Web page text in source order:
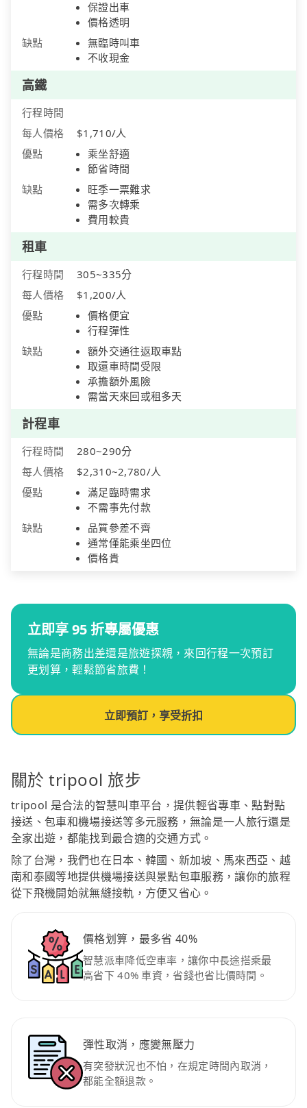
保證出車
價格透明
缺點
無臨時叫車
不收現金
高鐵
行程時間
每人價格
$1,710/人
優點
乘坐舒適
節省時間
缺點
旺季一票難求
需多次轉乘
費用較貴
租車
行程時間
305~335分
每人價格
$1,200/人
優點
價格便宜
行程彈性
缺點
額外交通往返取車點
取還車時間受限
承擔額外風險
需當天來回或租多天
計程車
行程時間
280~290分
每人價格
$2,310~2,780/人
優點
滿足臨時需求
不需事先付款
缺點
品質參差不齊
通常僅能乘坐四位
價格貴
立即享 95 折專屬優惠
無論是商務出差還是旅遊探親，來回行程一次預訂
更划算，輕鬆節省旅費！
立即預訂，享受折扣
關於 tripool 旅步
tripool 是合法的智慧叫車平台，提供輕省專車、點對點
接送、包車和機場接送等多元服務，無論是一人旅行還是
全家出遊，都能找到最合適的交通方式。
除了台灣，我們也在日本、韓國、新加坡、馬來西亞、越
南和泰國等地提供機場接送與景點包車服務，讓你的旅程
從下飛機開始就無縫接軌，方便又省心。
價格划算，最多省 40%
智慧派車降低空車率，讓你中長途搭乘最
高省下 40% 車資，省錢也省比價時間。
彈性取消，應變無壓力
有突發狀況也不怕，在規定時間內取消，
都能全額退款。